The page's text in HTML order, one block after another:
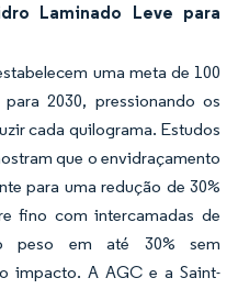
Laminado Leve para
uma meta de 100
2030, pressionando os
cada quilograma. Estudos
que o envidraçamento
para uma redução de 30%
fino com intercamadas de
peso em até 30% sem
impacto. A AGC e a Saint-